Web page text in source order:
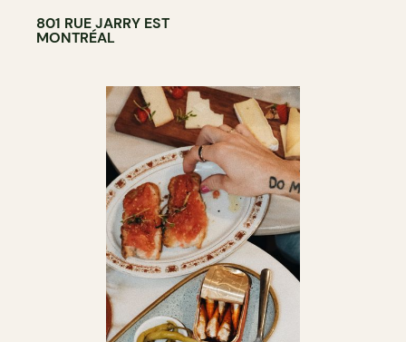
801 RUE JARRY EST
MONTRÉAL